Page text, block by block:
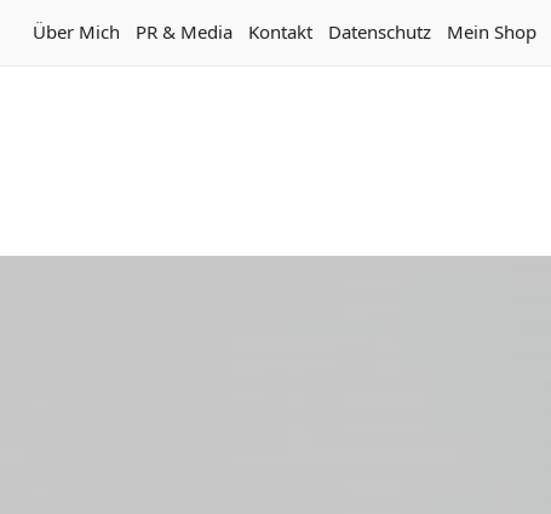
Über Mich PR & Media Kontakt Datenschutz Mein Shop